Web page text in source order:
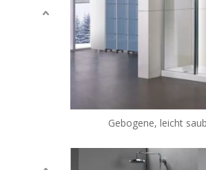
Gebogene, leicht
LWS1000 + TL-